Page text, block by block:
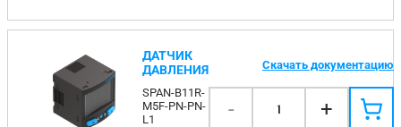
ДАТЧИК
ДАВЛЕНИЯ
SPAN-B11R-
M5F-PN-PN-
L1
Скачать документацию
- 1 +